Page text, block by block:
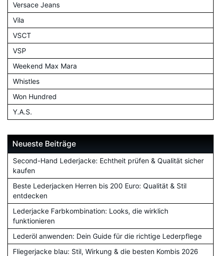
Versace Jeans
Vila
VSCT
VSP
Weekend Max Mara
Whistles
Won Hundred
Y.A.S.
Neueste Beiträge
Second-Hand Lederjacke: Echtheit prüfen & Qualität sicher
kaufen
Beste Lederjacken Herren bis 200 Euro: Qualität & Stil
entdecken
Lederjacke Farbkombination: Looks, die wirklich
funktionieren
Lederöl anwenden: Dein Guide für die richtige Lederpflege
Fliegerjacke blau: Stil, Wirkung & die besten Kombis 2026